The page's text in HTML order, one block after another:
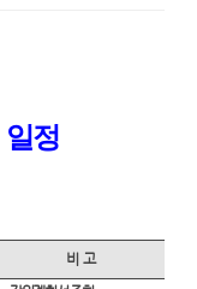
일정
비 고